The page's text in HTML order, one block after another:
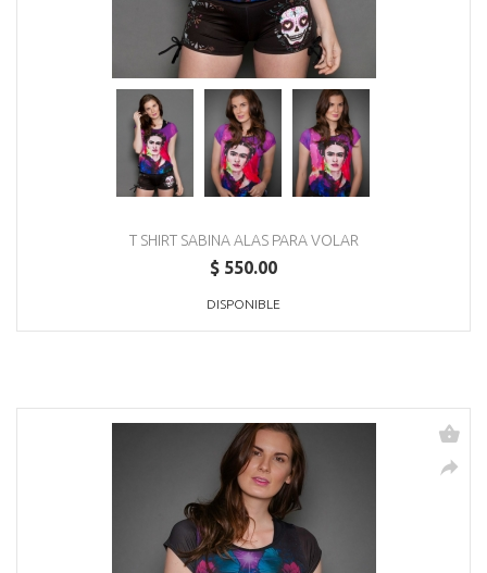
T SHIRT SABINA ALAS PARA VOLAR
$ 550.00
DISPONIBLE